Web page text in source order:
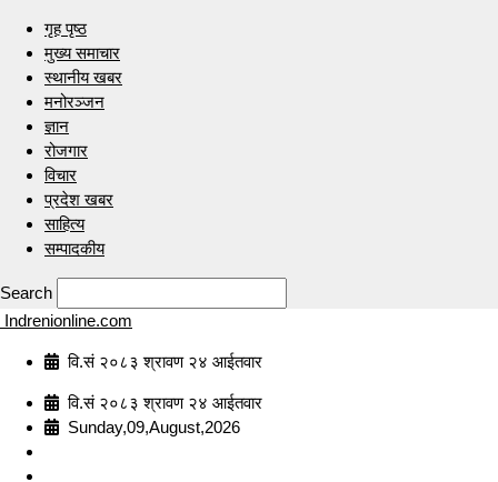
गृह पृष्ठ
मुख्य समाचार
स्थानीय खबर
मनोरञ्जन
ज्ञान
रोजगार
विचार
प्रदेश खबर
साहित्य
सम्पादकीय
Search
Indrenionline.com
वि.सं २०८३ श्रावण २४ आईतवार
वि.सं २०८३ श्रावण २४ आईतवार
Sunday,09,August,2026